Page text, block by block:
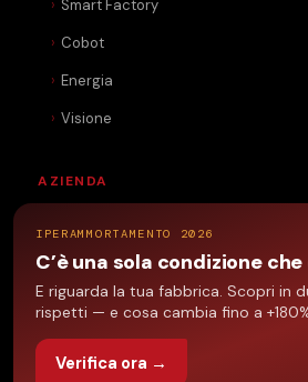
Smart Factory
Cobot
Energia
Visione
AZIENDA
Clienti e Case History
Contatti
Lavora con Noi | SIVAF
IPERAMMORTAMENTO 2026
C’è una sola condizione
E riguarda la tua fabbrica. Scopri in
rispetti — e cosa cambia fino a
Verifica ora →